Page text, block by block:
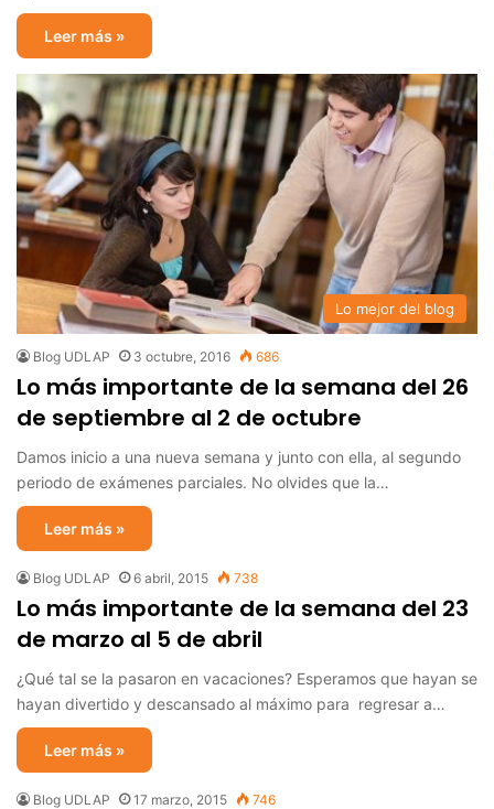
Leer más »
Lo mejor del blog
Blog UDLAP 3 octubre, 2016 686
Lo más importante de la semana del 26
de septiembre al 2 de octubre
Damos inicio a una nueva semana y junto con ella, al segundo
periodo de exámenes parciales. No olvides que la…
Leer más »
Blog UDLAP 6 abril, 2015 738
Lo más importante de la semana del 23
de marzo al 5 de abril
¿Qué tal se la pasaron en vacaciones? Esperamos que hayan se
hayan divertido y descansado al máximo para regresar a…
Leer más »
Blog UDLAP 17 marzo, 2015 746